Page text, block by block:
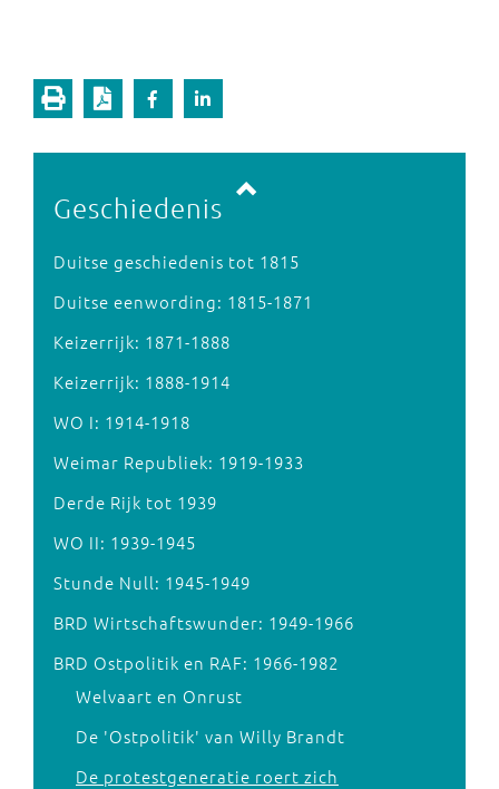
Geschiedenis
Duitse geschiedenis tot 1815
Duitse eenwording: 1815-1871
Keizerrijk: 1871-1888
Keizerrijk: 1888-1914
WO I: 1914-1918
Weimar Republiek: 1919-1933
Derde Rijk tot 1939
WO II: 1939-1945
Stunde Null: 1945-1949
BRD Wirtschaftswunder: 1949-1966
BRD Ostpolitik en RAF: 1966-1982
Welvaart en Onrust
De 'Ostpolitik' van Willy Brandt
De protestgeneratie roert zich